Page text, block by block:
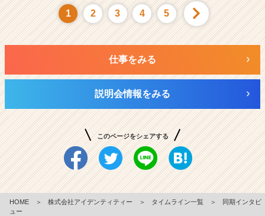
1 2 3 4 5
仕事をみる
説明会情報をみる
このページをシェアする
HOME ＞ 株式会社アイデンティティー ＞ タイムライン一覧 ＞
同期インタビ
ュー